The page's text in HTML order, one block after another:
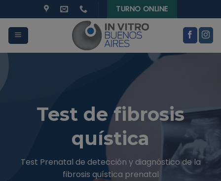
to
content
TURNO ONLINE
Test de fibrosis
quística
Test Prenatal de detección y diagnóstico de la
fibrosis quística prenatal
modal-check